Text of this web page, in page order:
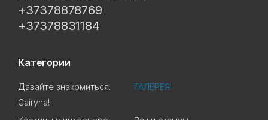
+37378878769
+37378831184
Категории
Давайте знакомиться.
Cairyna!
ГАЛЕРЕЯ